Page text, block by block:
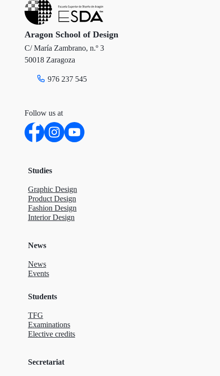
e o
k
d
n
Aragon School of Design
C/ María Zambrano, n.º 3
50018 Zaragoza
976 237 545
Follow us at
Studies
Graphic Design
Product Design
Fashion Design
Interior Design
News
News
Events
Students
TFG
Examinations
Elective credits
Secretariat